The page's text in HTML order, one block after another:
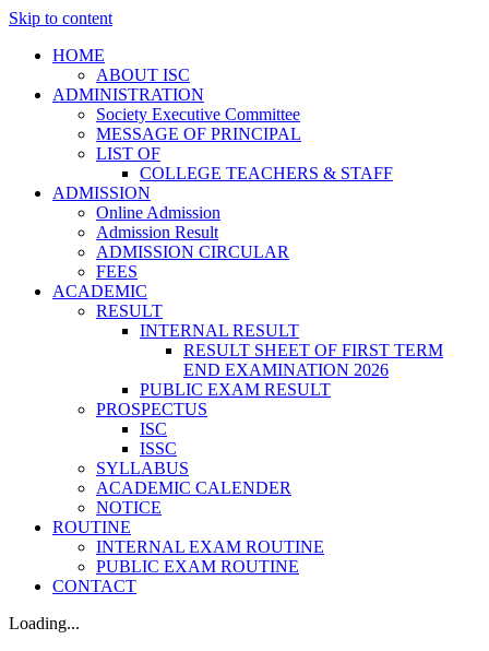
Skip to content
HOME
ABOUT ISC
ADMINISTRATION
Society Executive Committee
MESSAGE OF PRINCIPAL
LIST OF
COLLEGE TEACHERS & STAFF
ADMISSION
Online Admission
Admission Result
ADMISSION CIRCULAR
FEES
ACADEMIC
RESULT
INTERNAL RESULT
RESULT SHEET OF FIRST TERM
END EXAMINATION 2026
PUBLIC EXAM RESULT
PROSPECTUS
ISC
ISSC
SYLLABUS
ACADEMIC CALENDER
NOTICE
ROUTINE
INTERNAL EXAM ROUTINE
PUBLIC EXAM ROUTINE
CONTACT
Loading...